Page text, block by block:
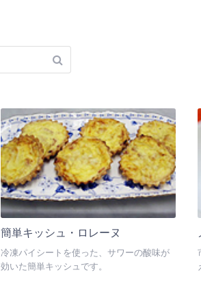
簡単キッシュ・ロレーヌ
冷凍パイシートを使った、サワーの酸味が
効いた簡単キッシュです。